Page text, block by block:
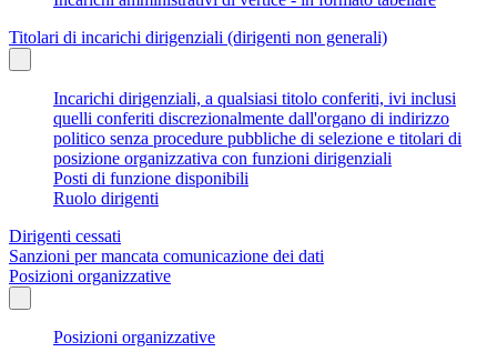
Titolari di incarichi dirigenziali (dirigenti non generali)
Incarichi dirigenziali, a qualsiasi titolo conferiti, ivi inclusi
quelli conferiti discrezionalmente dall'organo di indirizzo
politico senza procedure pubbliche di selezione e titolari di
posizione organizzativa con funzioni dirigenziali
Posti di funzione disponibili
Ruolo dirigenti
Dirigenti cessati
Sanzioni per mancata comunicazione dei dati
Posizioni organizzative
Posizioni organizzative